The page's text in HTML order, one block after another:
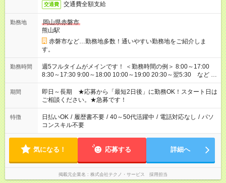
交通費 交通費全額支給
勤務地
岡山県赤磐市
熊山駅
赤磐市など…勤務地多数！通いやすい勤務地をご紹介しま
す。
勤務時間
週5フルタイムがメインです！ ＜勤務時間の例＞ 8:00～17:00
8:30～17:30 9:00～18:00 10:00～19:00 20:30～翌5:30 など ★
その他にも勤務時間多数！ 日勤のみ、残業なし、交替制など
ご希望を教えてください！
期間
即日～長期 ★応募から「最短2日後」に勤務OK！スタート日は
ご相談ください。★急募です！
特徴 日払いOK / 履歴書不要 / 40～50代活躍中 / 電話対応なし / パソ
コンスキル不要
気になる！ 応募する 詳細へ
掲載元企業名 株式会社テクノ・サービス 採用担当